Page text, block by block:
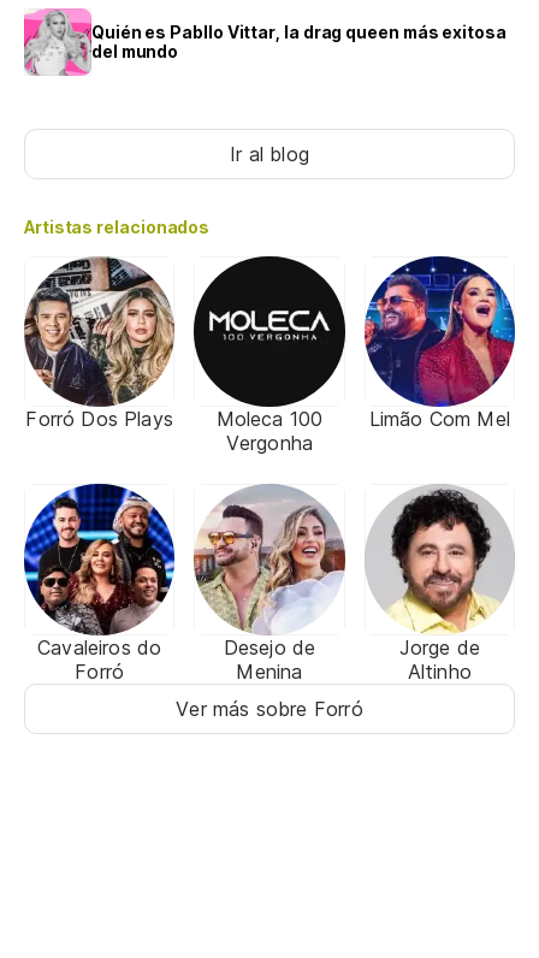
Quién es Pabllo Vittar, la drag queen más exitosa
del mundo
Ir al blog
Artistas relacionados
Forró Dos Plays
Moleca 100
Vergonha
Limão Com Mel
Cavaleiros do
Forró
Desejo de
Menina
Jorge de
Altinho
Ver más sobre Forró